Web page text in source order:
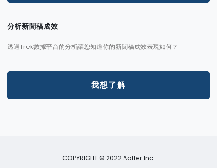
分析新聞稿成效
透過Trek數據平台的分析讓您知道你的新聞稿成效表現如何？
我想了解
COPYRIGHT © 2022 Aotter Inc.